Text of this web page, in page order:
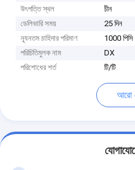
উৎপত্তি স্থল
চীন
ডেলিভারি সময়
25 দিন
ন্যূনতম চাহিদার পরিমাণ
1000 পিসি
পরিচিতিমুলক নাম
DX
পরিশোধের শর্ত
টি/টি
আরো